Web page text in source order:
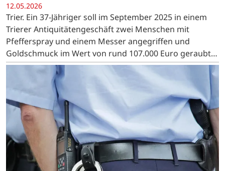
12.05.2026
Trier. Ein 37-Jähriger soll im September 2025 in einem
Trierer Antiquitätengeschäft zwei Menschen mit
Pfefferspray und einem Messer angegriffen und
Goldschmuck im Wert von rund 107.000 Euro geraubt
haben. Nun steht er vor Gericht.